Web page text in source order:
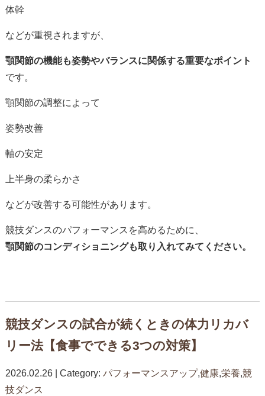
体幹
などが重視 さ れますが、
顎関節の機能も姿勢やバランスに関係する重要なポイント
です。
顎関節の調整によって
姿勢改善
軸の安定
上半身の柔らかさ
などが改善する可能性があり ます。
競技ダンスのパフォーマンス を高めるために、
顎関節のコンディショニングも取り入れてみて ください。
競技ダンスの試合が続くときの体力リカバ
リー法【食事でできる3つの対策】
2026.02.26 | Category: パフォーマンスアップ,健康,栄養,競
技ダンス